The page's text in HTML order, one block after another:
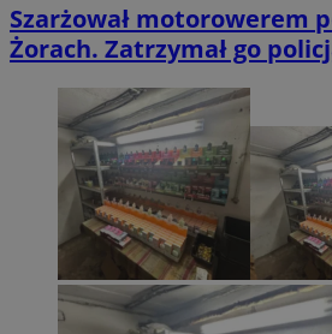
Szarżował motorowerem
Żorach. Zatrzymał go